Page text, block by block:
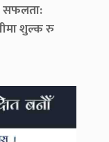
सफलता:
शुल्क रु